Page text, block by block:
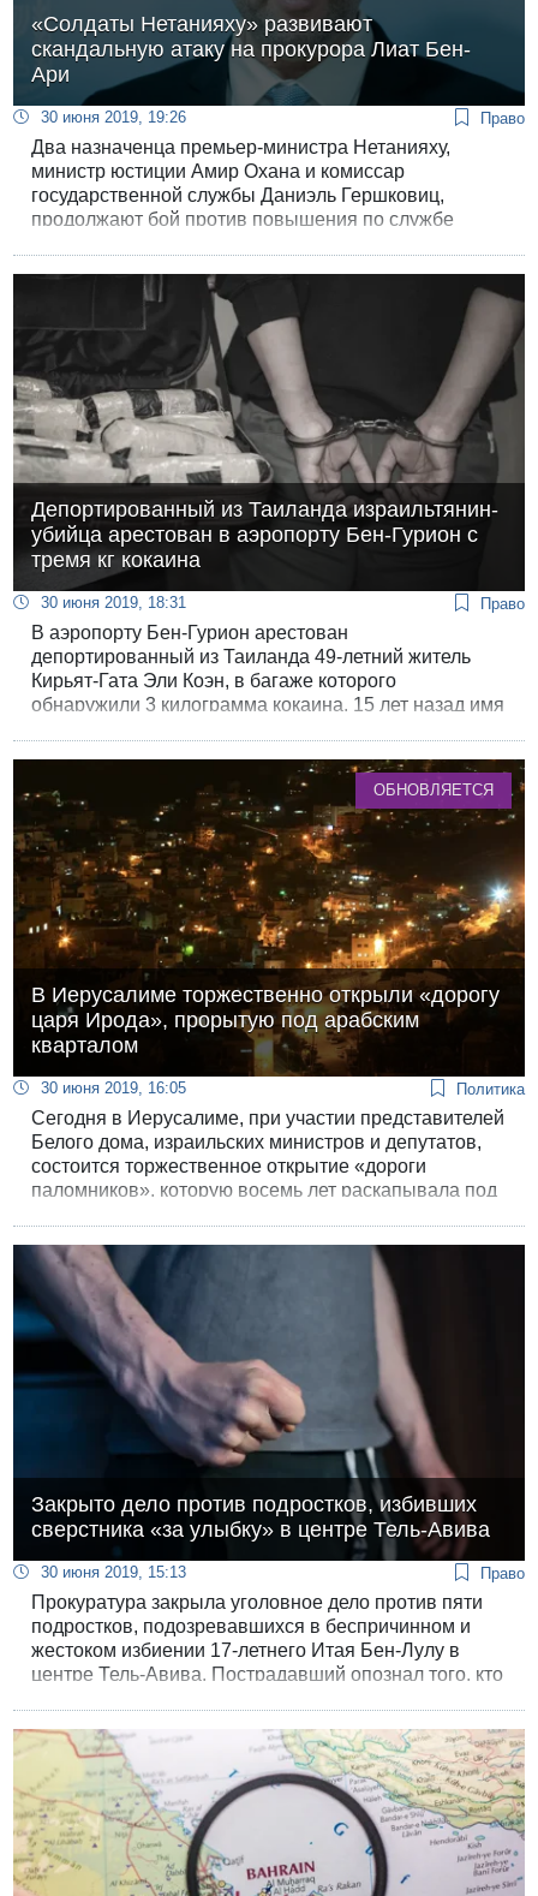
«Солдаты Нетанияху» развивают
скандальную атаку на прокурора Лиат Бен-
Ари
30 июня 2019, 19:26 Право
Два назначенца премьер-министра Нетанияху,
министр юстиции Амир Охана и комиссар
государственной службы Даниэль Гершковиц,
продолжают бой против повышения по службе
Депортированный из Таиланда израильтянин-
убийца арестован в аэропорту Бен-Гурион с
тремя кг кокаина
30 июня 2019, 18:31 Право
В аэропорту Бен-Гурион арестован
депортированный из Таиланда 49-летний житель
Кирьят-Гата Эли Коэн, в багаже которого
обнаружили 3 килограмма кокаина. 15 лет назад имя
выбросившего в реку ее расчлененный труп.
ОБНОВЛЯЕТСЯ
В Иерусалиме торжественно открыли «дорогу
царя Ирода», прорытую под арабским
кварталом
30 июня 2019, 16:05 Политика
Сегодня в Иерусалиме, при участии представителей
Белого дома, израильских министров и депутатов,
состоится торжественное открытие «дороги
паломников», которую восемь лет раскапывала под
Закрыто дело против подростков, избивших
сверстника «за улыбку» в центре Тель-Авива
30 июня 2019, 15:13 Право
Прокуратура закрыла уголовное дело против пяти
подростков, подозревавшихся в беспричинном и
жестоком избиении 17-летнего Итая Бен-Лулу в
центре Тель-Авива. Пострадавший опознал того, кто